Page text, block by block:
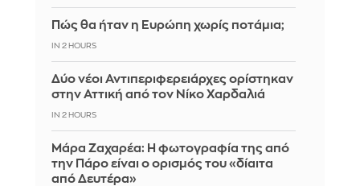
Πώς θα ήταν η Ευρώπη χωρίς ποτάμια;
IN 2 HOURS
Δύο νέοι Αντιπεριφερειάρχες ορίστηκαν
στην Αττική από τον Νίκο Χαρδαλιά
IN 2 HOURS
Μάρα Ζαχαρέα: Η φωτογραφία της από
την Πάρο είναι ο ορισμός του «δίαιτα
από Δευτέρα»